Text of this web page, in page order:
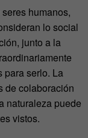
humanos,
lo social
junto a la
para serlo. La
de colaboración
naturaleza puede
vistos.